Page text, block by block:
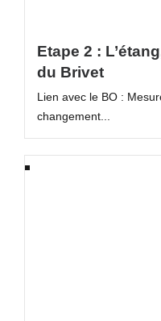
Etape 2 :
du Brivet
Lien avec le BO :
changement...